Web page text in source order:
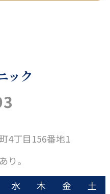
ック
4丁目156番地1
り。
水 木 金
土